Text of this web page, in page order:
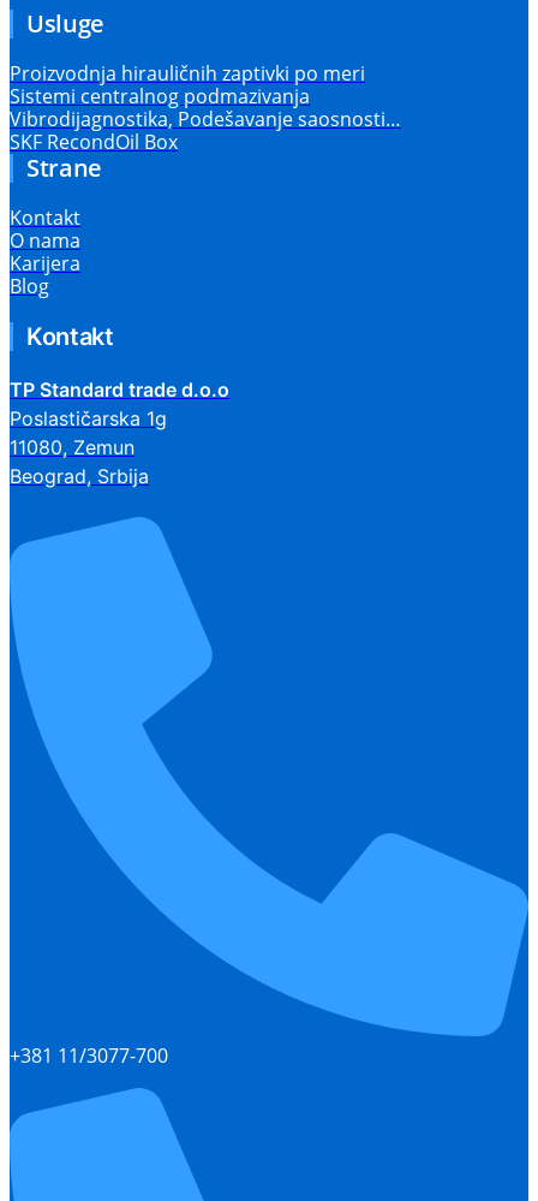
Usluge
Proizvodnja hirauličnih zaptivki po meri
Sistemi centralnog podmazivanja
Vibrodijagnostika, Podešavanje saosnosti…
SKF RecondOil Box
Strane
Kontakt
O nama
Karijera
Blog
Kontakt
TP Standard trade d.o.o
Poslastičarska 1g
11080, Zemun
Beograd, Srbija
+381 11/3077-700